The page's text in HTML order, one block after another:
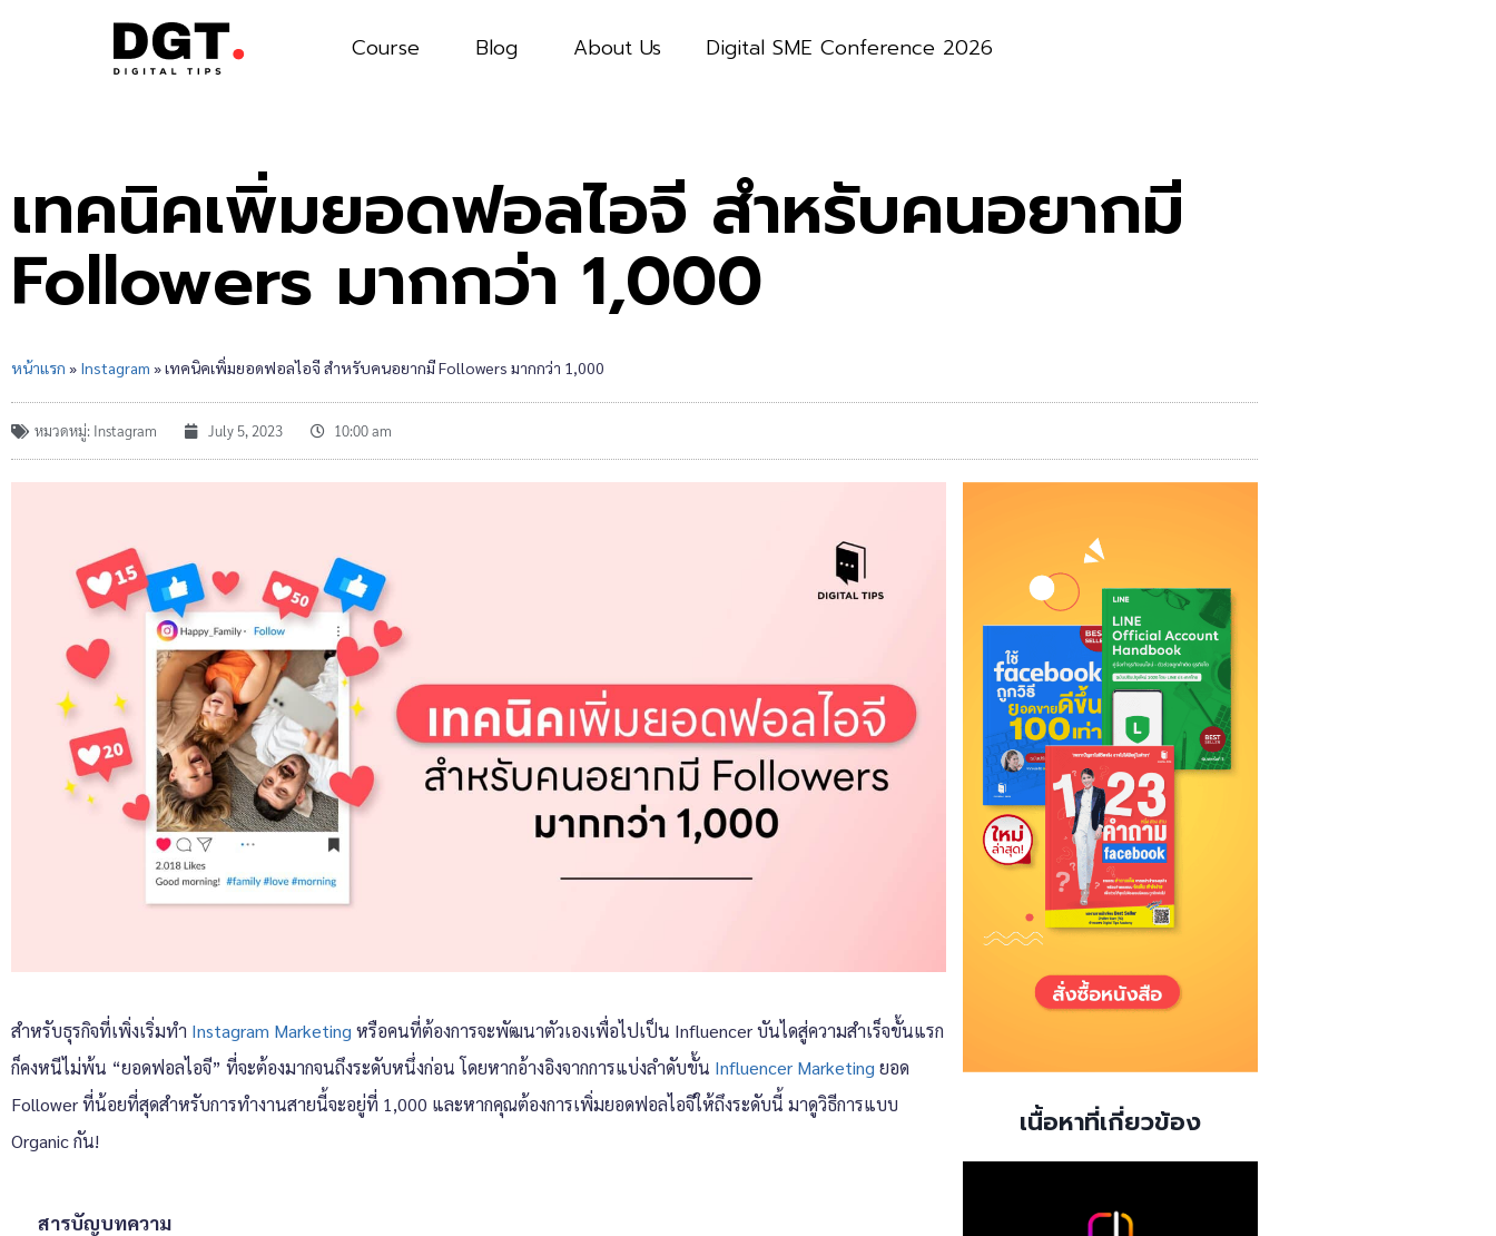
Course Blog About Us Digital SME Conference 2026
เทคนิคเพิ่มยอดฟอลไอจี สำหรับคนอยากมี
Followers มากกว่า 1,000
หน้าแรก » Instagram »เทคนิคเพิ่มยอดฟอลไอจี สำหรับคนอยากมี Followers มากกว่า 1,000
หมวดหมู่: Instagram July 5, 2023 10:00 am
สำหรับธุรกิจที่เพิ่งเริ่มทำ Instagram Marketing หรือคนที่ต้องการจะพัฒนาตัวเองเพื่อไปเป็น Influencer บันไดสู่ความสำเร็จขั้นแรก
ก็คงหนีไม่พ้น “ยอดฟอลไอจี” ที่จะต้องมากจนถึงระดับหนึ่งก่อน โดยหากอ้างอิงจากการแบ่งลำดับขั้น Influencer Marketing ยอด
Follower ที่น้อยที่สุดสำหรับการทำงานสายนี้จะอยู่ที่ 1,000 และหากคุณต้องการเพิ่มยอดฟอลไอจีให้ถึงระดับนี้ มาดูวิธีการแบบ
Organic กัน!
สารบัญบทความ
เนื้อหาที่เกี่ยวข้อง